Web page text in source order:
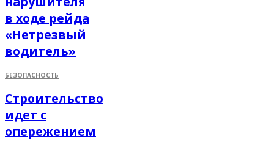
в ходе рейда
«Нетрезвый
водитель»
БЕЗОПАСНОСТЬ
Строительство
идет с
опережением